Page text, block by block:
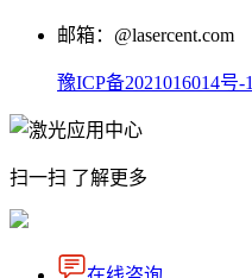
邮箱：@lasercent.com
豫ICP备2021016014号-1
扫一扫 了解更多